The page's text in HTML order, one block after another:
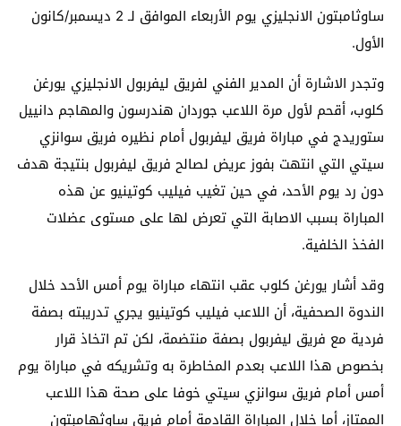
ساوثامبتون الانجليزي يوم الأربعاء الموافق لـ 2 ديسمبر/كانون
الأول.
وتجدر الاشارة أن المدير الفني لفريق ليفربول الانجليزي يورغن
كلوب، أقحم لأول مرة اللاعب جوردان هندرسون والمهاجم دانييل
ستوريدج في مباراة فريق ليفربول أمام نظيره فريق سوانزي
سيتي التي انتهت بفوز عريض لصالح فريق ليفربول بنتيجة هدف
دون رد يوم الأحد، في حين تغيب فيليب كوتينيو عن هذه
المباراة بسبب الاصابة التي تعرض لها على مستوى عضلات
الفخذ الخلفية.
وقد أشار يورغن كلوب عقب انتهاء مباراة يوم أمس الأحد خلال
الندوة الصحفية، أن اللاعب فيليب كوتينيو يجري تدريبته بصفة
فردية مع فريق ليفربول بصفة منتضمة، لكن تم اتخاذ قرار
بخصوص هذا اللاعب بعدم المخاطرة به وتشريكه في مباراة يوم
أمس أمام فريق سوانزي سيتي خوفا على صحة هذا اللاعب
الممتاز، أما خلال المباراة القادمة أمام فريق ساوثهامبتون